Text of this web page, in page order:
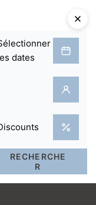
ne
et ses
…